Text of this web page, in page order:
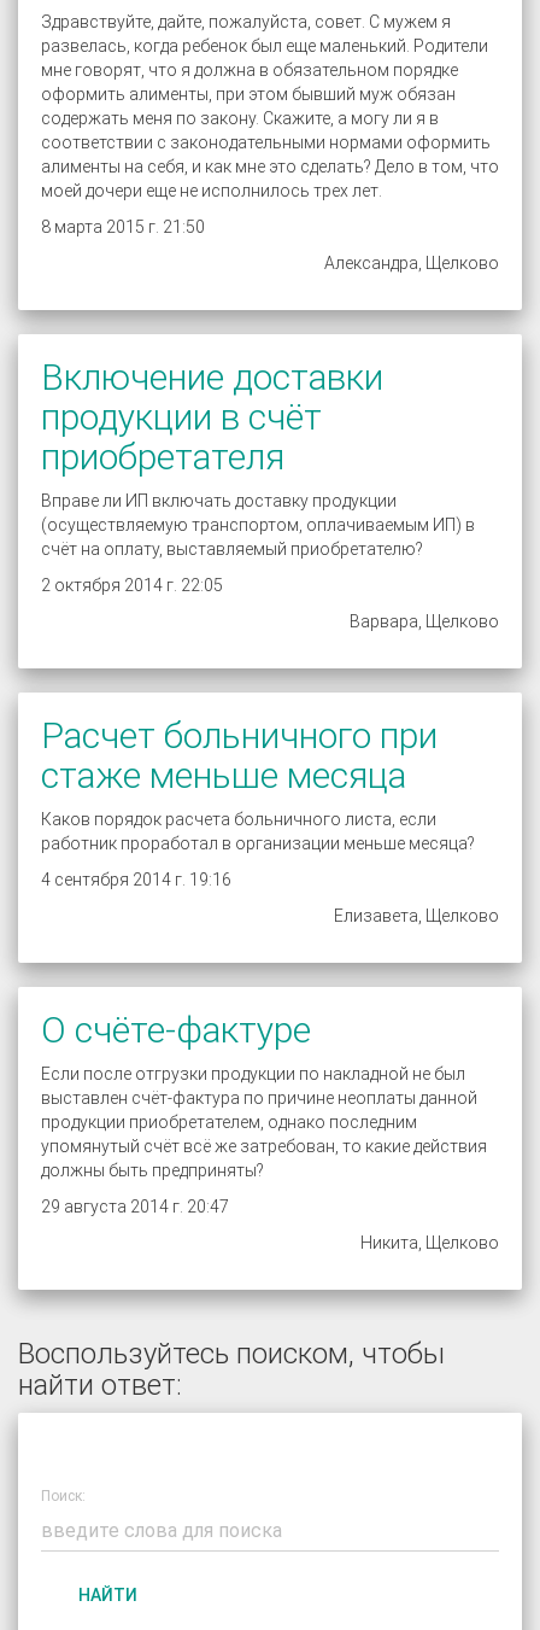
Здравствуйте, дайте, пожалуйста, совет. С мужем я
развелась, когда ребенок был еще маленький. Родители
мне говорят, что я должна в обязательном порядке
оформить алименты, при этом бывший муж обязан
содержать меня по закону. Скажите, а могу ли я в
соответствии с законодательными нормами оформить
алименты на себя, и как мне это сделать? Дело в том, что
моей дочери еще не исполнилось трех лет.
8 марта 2015 г. 21:50
Александра, Щелково
Включение доставки
продукции в счёт
приобретателя
Вправе ли ИП включать доставку продукции
(осуществляемую транспортом, оплачиваемым ИП) в
счёт на оплату, выставляемый приобретателю?
2 октября 2014 г. 22:05
Варвара, Щелково
Расчет больничного при
стаже меньше месяца
Каков порядок расчета больничного листа, если
работник проработал в организации меньше месяца?
4 сентября 2014 г. 19:16
Елизавета, Щелково
О счёте-фактуре
Если после отгрузки продукции по накладной не был
выставлен счёт-фактура по причине неоплаты данной
продукции приобретателем, однако последним
упомянутый счёт всё же затребован, то какие действия
должны быть предприняты?
29 августа 2014 г. 20:47
Никита, Щелково
Воспользуйтесь поиском, чтобы
найти ответ:
Поиск:
НАЙТИ